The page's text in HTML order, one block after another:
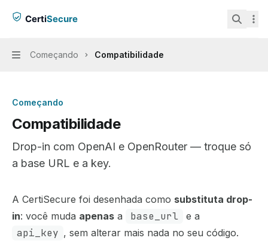
Fetch the complete documentation index at:
/llms.txt
CertiSecurehome page
Navigation
Começando Compatibilidade
Começando
Compatibilidade
Drop-in com OpenAI e OpenRouter — troque só
a base URL e a key.
A CertiSecure foi desenhada como substituta drop-
in: você muda apenas a base_url e a
api_key , sem alterar mais nada no seu código.